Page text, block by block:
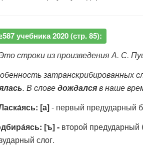
учебника 2020 (стр. 85):
строки из произведения А. С.
затранскрибированных
. В словедождалсяв наше
[а]- первый предударный
[ъ] - второй предударный
слог.